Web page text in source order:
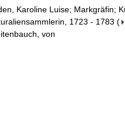
Karoline Luise; Markgräfin;
1723 - 1783 (
von